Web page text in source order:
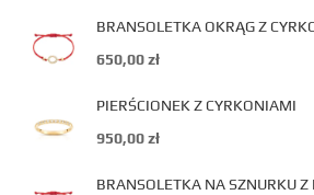
BRANSOLETKA OKRĄG Z
650,00zł
PIERŚCIONEK Z CYRKONIAMI
950,00zł
BRANSOLETKA NA SZNURKU Z